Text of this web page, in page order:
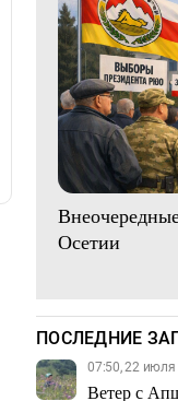
Осетии
ПОСЛЕДНИЕ
07:50, 22 июля
Ветер с